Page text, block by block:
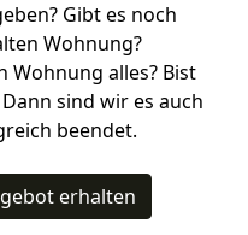
Gibt es noch
Wohnung?
Wohnung alles? Bist
sind wir es auch
beendet.
erhalten